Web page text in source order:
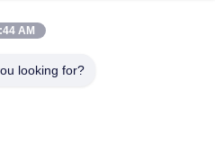
AM
looking for?